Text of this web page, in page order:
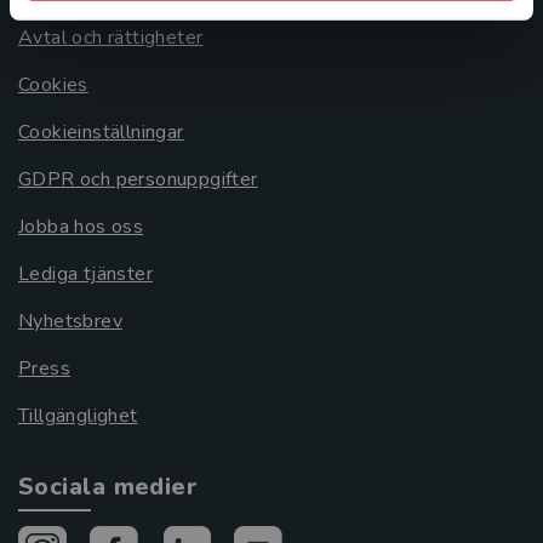
Avtal och rättigheter
Cookies
Cookieinställningar
GDPR och personuppgifter
Jobba hos oss
Lediga tjänster
Nyhetsbrev
Press
Tillgänglighet
Sociala medier